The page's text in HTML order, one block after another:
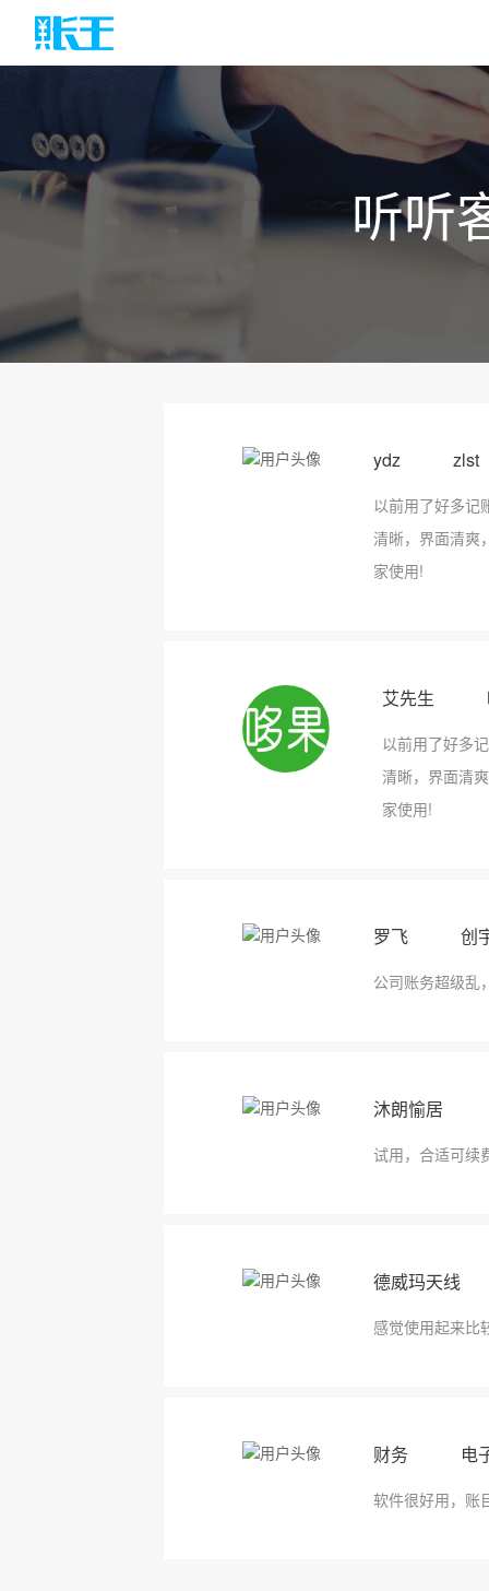
听听
ydz zlst
以前用了好多记
清晰，界面清爽
家使用!
艾先生
以前用了好多
清晰，界面清
家使用!
罗飞 创宇
公司账务超级乱
沐朗愉居
试用，合适可续
德威玛天
感觉使用起来比
财务 电子
软件很好用，账